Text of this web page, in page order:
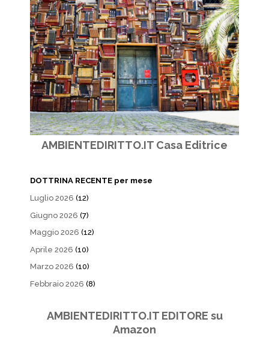
AMBIENTEDIRITTO.IT Casa Editrice
DOTTRINA RECENTE per mese
Luglio 2026 (12)
Giugno 2026 (7)
Maggio 2026 (12)
Aprile 2026 (10)
Marzo 2026 (10)
Febbraio 2026 (8)
AMBIENTEDIRITTO.IT EDITORE su
Amazon